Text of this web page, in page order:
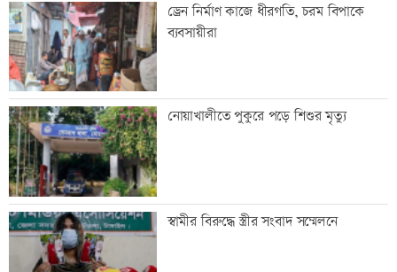
ড্রেন নির্মাণ কাজে ধীরগতি, চরম বিপাকে
ব্যবসায়ীরা
নোয়াখালীতে পুকুরে পড়ে শিশুর মৃত্যু
স্বামীর বিরুদ্ধে স্ত্রীর সংবাদ সম্মেলনে